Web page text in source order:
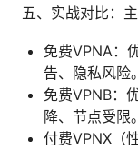
五、实战对比：
免费VPNA：
告、隐私风险。
免费VPNB：
降、节点受限。
付费VPNX（